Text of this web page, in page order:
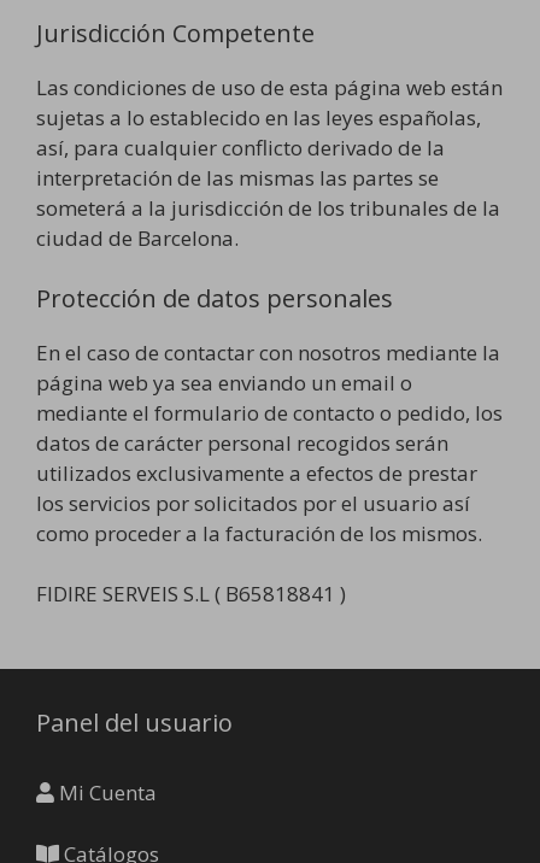
Jurisdicción Competente
Las condiciones de uso de esta página web están
sujetas a lo establecido en las leyes españolas,
así, para cualquier conflicto derivado de la
interpretación de las mismas las partes se
someterá a la jurisdicción de los tribunales de la
ciudad de Barcelona.
Protección de datos personales
En el caso de contactar con nosotros mediante la
página web ya sea enviando un email o
mediante el formulario de contacto o pedido, los
datos de carácter personal recogidos serán
utilizados exclusivamente a efectos de prestar
los servicios por solicitados por el usuario así
como proceder a la facturación de los mismos.
FIDIRE SERVEIS S.L ( B65818841 )
Panel del usuario
Mi Cuenta
Catálogos